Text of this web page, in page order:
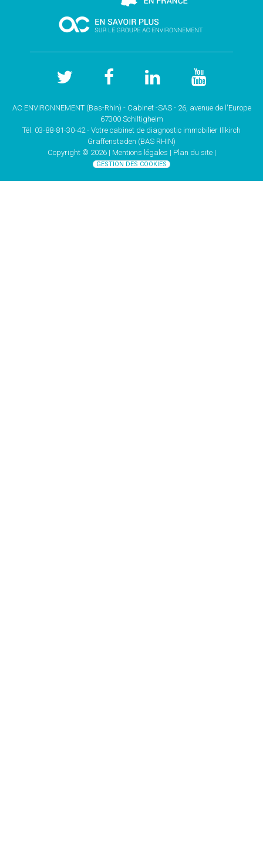
AC ENVIRONNEMENT (Bas-Rhin) - Cabinet -SAS - 26, avenue de l'Europe
67300 Schiltigheim
Tél. 03-88-81-30-42 - Votre cabinet de diagnostic immobilier Illkirch
Graffenstaden (BAS RHIN)
Copyright © 2026 | Mentions légales | Plan du site|
GESTION DES COOKIES